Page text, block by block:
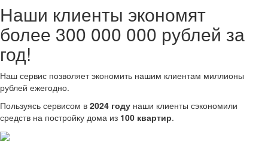
Наши клиенты экономят
более 300 000 000 рублей за
год!
Наш сервис позволяет экономить нашим клиентам миллионы
рублей ежегодно.
Пользуясь сервисом в 2024 году наши клиенты сэкономили
средств на постройку дома из 100 квартир.